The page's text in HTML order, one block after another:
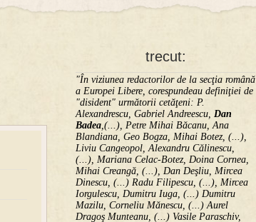
trecut:
"În viziunea redactorilor de la secţia română
a Europei Libere, corespundeau definiţiei de
"disident" următorii ce­tă­ţeni: P.
Alexandrescu, Gabriel Andreescu, Dan
Badea,(...), Petre Mihai Băcanu, Ana
Blandiana, Geo Bogza, Mihai Botez, (...),
Liviu Cangeopol, Alexandru Călinescu,
(...), Mariana Celac-Botez, Doina Cornea,
Mihai Creangă, (...), Dan Deşliu, Mircea
Dinescu, (...) Radu Filipescu, (...), Mircea
Iorgulescu, Dumitru Iuga, (...) Dumitru
Mazilu, Corneliu Mănescu, (...) Aurel
Dragoş Munteanu, (...) Vasile Paraschiv,